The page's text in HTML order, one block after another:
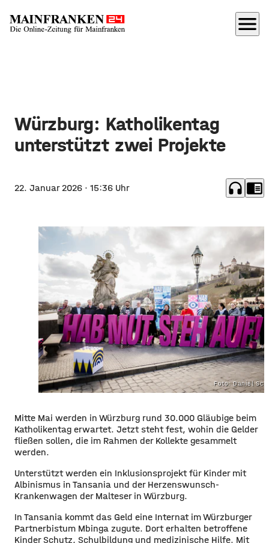
menu
Würzburg: Katholikentag
unterstützt zwei Projekte
22. Januar 2026 · 15:36 Uhr headphones chrome_reader_mode
Foto: Daniel
Mitte Mai werden in Würzburg rund 30.000 Gläubige beim
Katholikentag erwartet. Jetzt steht fest, wohin die Gelder
fließen sollen, die im Rahmen der Kollekte gesammelt
werden.
Unterstützt werden ein Inklusionsprojekt für Kinder mit
Albinismus in Tansania und der Herzenswunsch-
Krankenwagen der Malteser in Würzburg.
In Tansania kommt das Geld eine Internat im Würzburger
Partnerbistum Mbinga zugute. Dort erhalten betroffene
Kinder Schutz, Schulbildung und medizinische Hilfe. Mit